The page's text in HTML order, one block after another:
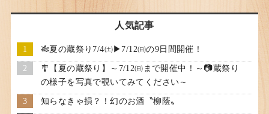
人気記事
🎋夏の蔵祭り7/4㈯▶7/12㈰の9日間開催！
🎐【夏の蔵祭り】～7/12㈰まで開催中！～📷蔵祭り
の様子を写真で覗いてみてください～
知らなきゃ損？！幻のお酒〝柳蔭〟